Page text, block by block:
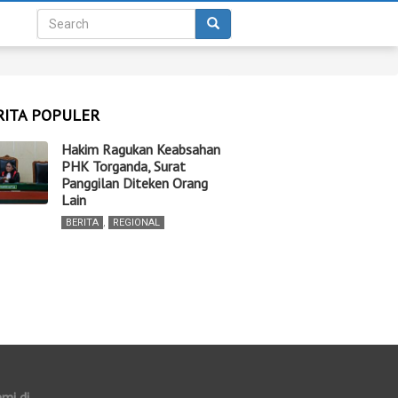
POPULER
Hakim Ragukan Keabsahan
PHK Torganda, Surat
Panggilan Diteken Orang
Lain
BERITA , REGIONAL